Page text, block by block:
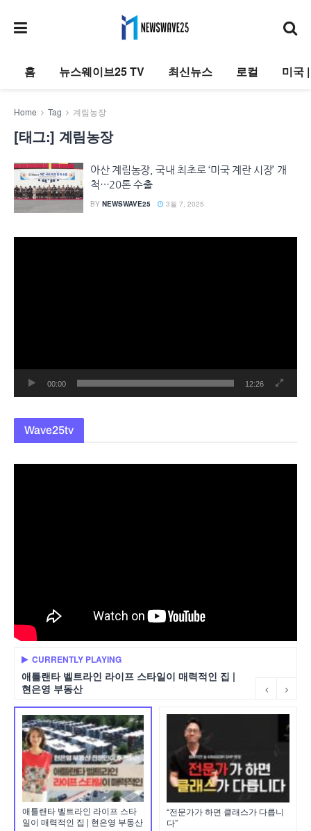
홈 뉴스웨이브25 TV 최신뉴스 로컬 미국
Home Tag 계림농장
[태그:] 계림농장
아산 계림농장, 국내 최초로 ‘미국 계란 시장’ 개
척…20톤 수출
BY NEWSWAVE25 3월 7, 2025
00:00 12:26
Wave25tv
CURRENTLY PLAYING
애틀랜타 벨트라인 라이프 스타일이 매력적인 집 |
현은영 부동산
애틀랜타 벨트라인 라이프 스타
일이 매력적인 집 | 현은영 부동산
“전문가가 하면 클래스가 다릅니
다”